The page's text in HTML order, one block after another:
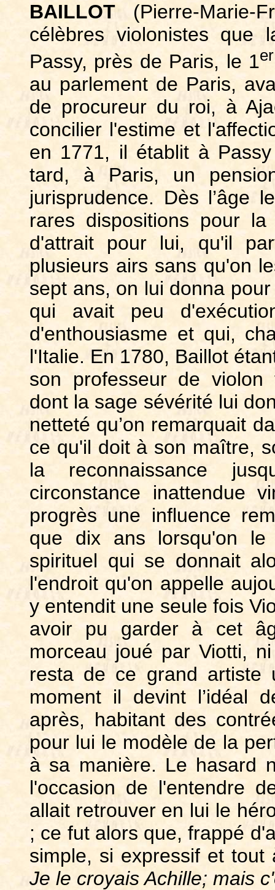
BAILLOT (Pierre-Marie-
célèbres violonistes
Passy, près de Paris, le 1er
au parlement de Paris,
de procureur du roi, à
concilier l'estime et
en 1771, il établit à
tard, à Paris, un
jurisprudence. Dès l’âge
rares dispositions pour
d'attrait pour lui, qu'il
plusieurs airs sans qu'on
sept ans, on lui donna
qui avait peu
d'enthousiasme et qui,
l'Italie. En 1780, Baillot
son professeur de violon
dont la sage sévérité lui
netteté qu’on remarquait
ce qu'il doit à son maître,
la reconnaissance
circonstance inattendue
progrès une influence
que dix ans lorsqu'on
spirituel qui se donnait
l'endroit qu'on appelle
y entendit une seule fois
avoir pu garder à cet
morceau joué par Viotti,
resta de ce grand artiste
moment il devint l’idéal
après, habitant des
pour lui le modèle de la
à sa manière. Le hasard
l'occasion de l'entendre
allait retrouver en lui le
; ce fut alors que, frappé
simple, si expressif et
Je le croyais Achille; mais